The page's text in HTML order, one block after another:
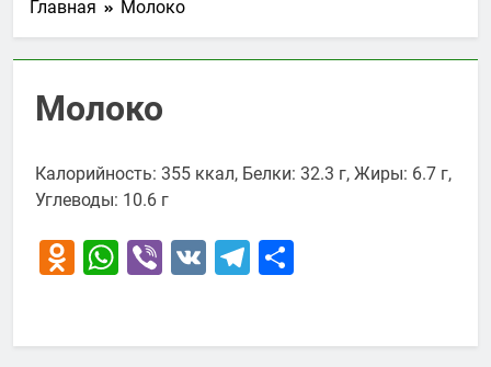
Главная Молоко
Молоко
Калорийность: 355 ккал, Белки: 32.3 г, Жиры: 6.7 г,
Углеводы: 10.6 г
Odnoklassniki
WhatsApp
Viber
VK Telegram